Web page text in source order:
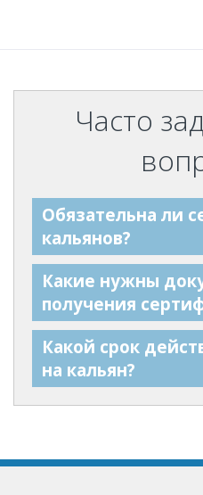
Часто
Обязательна ли
кальянов?
Какие нужны
получения
Какой срок
на кальян?